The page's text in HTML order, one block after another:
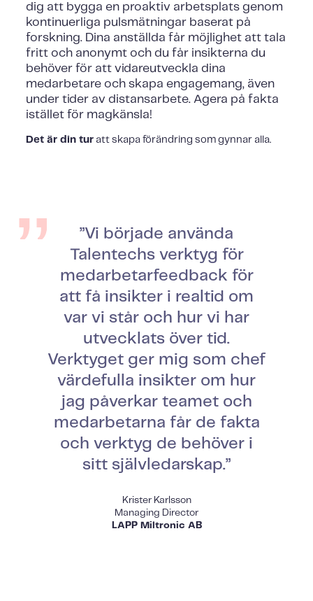
dig att bygga en proaktiv arbetsplats genom
kontinuerliga pulsmätningar baserat på
forskning. Dina anställda får möjlighet att tala
fritt och anonymt och du får insikterna du
behöver för att vidareutveckla dina
medarbetare och skapa engagemang, även
under tider av distansarbete. Agera på fakta
istället för magkänsla!
Det är din tur att skapa förändring som gynnar alla.
”Vi började använda
Talentechs verktyg för
medarbetarfeedback för
att få insikter i realtid om
var vi står och hur vi har
utvecklats över tid.
Verktyget ger mig som chef
värdefulla insikter om hur
jag påverkar teamet och
medarbetarna får de fakta
och verktyg de behöver i
sitt självledarskap.”
Krister Karlsson
Managing Director
LAPP Miltronic AB